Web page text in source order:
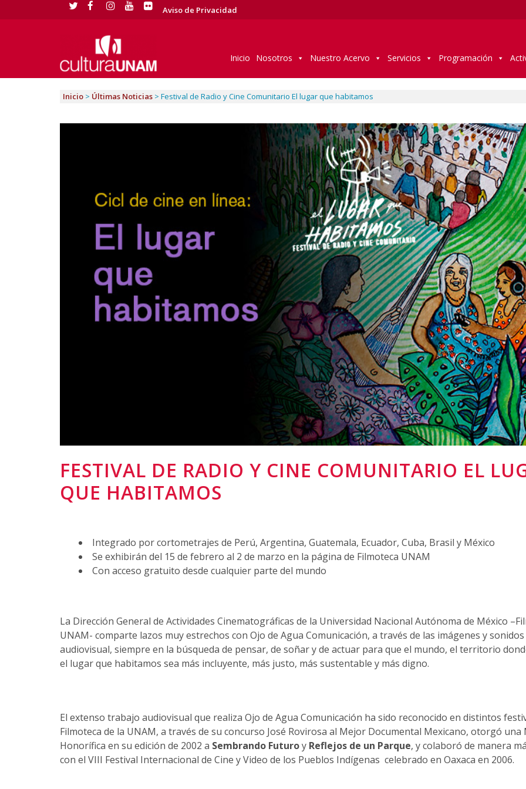
Aviso de Privacidad
Inicio Nosotros Nuestro Acervo Servicios Programación
Inicio > Últimas Noticias > Festival de Radio y Cine Comunitario El lugar que habitamos
FESTIVAL DE RADIO Y CINE COMUNITARIO EL
QUE HABITAMOS
Integrado por cortometrajes de Perú, Argentina, Guatemala, Ecuador, Cuba, Brasil y México
Se exhibirán del 15 de febrero al 2 de marzo en la página de Filmoteca UNAM
Con acceso gratuito desde cualquier parte del mundo
La Dirección General de Actividades Cinematográficas de la Universidad Nacional Autónoma de México
UNAM- comparte lazos muy estrechos con Ojo de Agua Comunicación, a través de las imágenes y
audiovisual, siempre en la búsqueda de pensar, de soñar y de actuar para que el mundo, el territorio
el lugar que habitamos sea más incluyente, más justo, más sustentable y más digno.
El extenso trabajo audiovisual que realiza Ojo de Agua Comunicación ha sido reconocido en distintos
Filmoteca de la UNAM, a través de su concurso José Rovirosa al Mejor Documental Mexicano, otorgó una
Honorífica en su edición de 2002 a Sembrando Futuroy Reflejos de un Parque, y colaboró de manera
con el VIII Festival Internacional de Cine y Video de los Pueblos Indígenas celebrado en Oaxaca en 2006.